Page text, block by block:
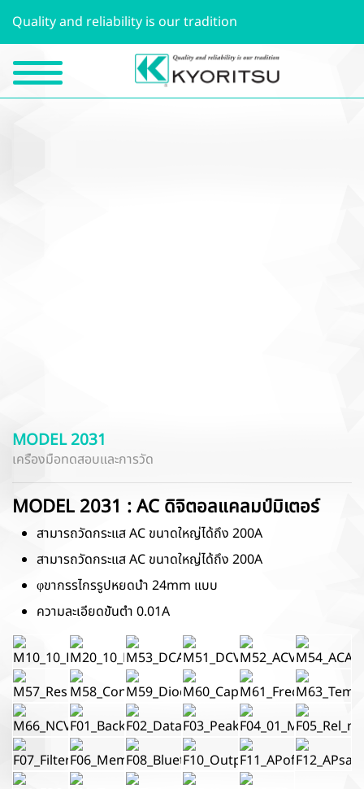
Quality and reliability is our tradition
MODEL 2031
เครื่องมือทดสอบและการวัด
MODEL 2031 : AC ดิจิตอลแคลมป์มิเตอร์
สามารถวัดกระแส AC ขนาดใหญ่ได้ถึง 200A
สามารถวัดกระแส AC ขนาดใหญ่ได้ถึง 200A
φขากรรไกรรูปหยดน้ำ 24mm แบบ
ความละเอียดขั้นต่ำ 0.01A